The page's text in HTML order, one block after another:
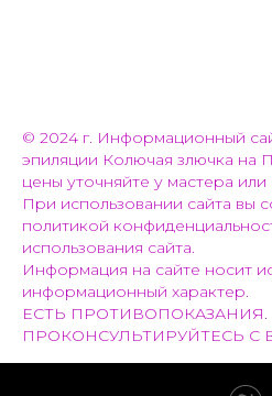
© 2024 г. Информационный
эпиляции Колючая злючка на
цены уточняйте у мастера
При использовании сайта вы
политикой
использования сайта.
Информация на сайте носит
информационный характер.
ЕСТЬ ПРОТИВОПОКАЗАНИЯ.
ПРОКОНСУЛЬТИРУЙТЕСЬ С